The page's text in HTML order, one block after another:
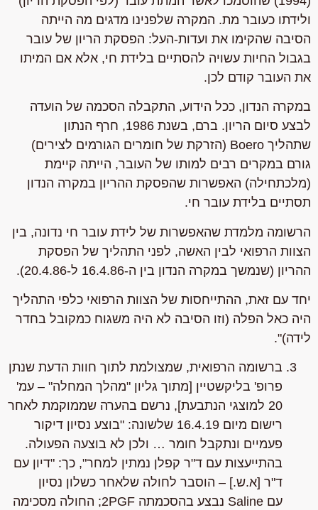
ולידתו כעובר מת. המקרה שלפנינו מדגים מה הייתה
הסיבה שהקימו את ועדות-העל: הפסקת הריון של עובר
בגבול החיות עשויה להסתיים בלידת חי, אלא אם המיתו
את העובר קודם לכן.
במקרה הנדון, ככל הידוע, התקבלה הסכמה של הועדה
לבצע סיום הריון. ברם, בשנת 1986, חרף הנתון
שתהליך Boero(הזרקת של חומרים הגורמים לצירים)
גורם במקרים רבים למותו של העובר, הייתה קיימת
(מלכתחילה) האפשרות שהפסקת ההריון במקרה הנדון
תסתיים בלידת עובר חי.
הרשומה מלמדת שהאפשרות של לידת עובר חי נדונה, בין
הצוות הרפואי לבין האשה, לפני התהליך של הפסקת
ההריון (שנמשך במקרה הנדון בין ה-16.4.86 ל-20.4.86).
יחד עם זאת, ההתייחסות של הצוות הרפואי כלפי התהליך
היה כאל הפלה (וזו הסיבה לא היה משגוח כמקובל בחדר
לידה)".
ברשומה הרפואית, שמצולמת לתוך חוות הדעת שנתן
פרופ' בליקשטיין [מתוך גליון "מהלך המחלה" – עמ'
20 למוצגי הנתבעת], נרשם בהערה שממוקמת לאחר
רישום מיום 16.4.19 שלשונה:
"בוצע נסיון דיקור
פעמיים ונתקבל חומר … ולכן לא בוצעה הפעולה.
בהתייעצות עם ד"ר קפלן נמתין למחר", כך: "דיון עם
ד"ר [א.ש.]– הוסבר לחולה שלאחר כשלון נסיון
עם Salineנבצע בהסכמתה 2 PGF ; החולה מסכימה